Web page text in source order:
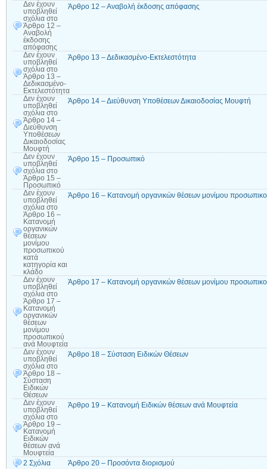
Δεν έχουν
υποβληθεί
σχόλια στο
Άρθρο 12 –
Αναβολή
έκδοσης
απόφασης
Άρθρο 12 – Αναβολή έκδοσης απόφασης
Δεν έχουν
υποβληθεί
σχόλια στο
Άρθρο 13 –
Δεδικασμένο-
Εκτελεστότητα
Άρθρο 13 – Δεδικασμένο-Εκτελεστότητα
Δεν έχουν
υποβληθεί
σχόλια στο
Άρθρο 14 –
Διεύθυνση
Υποθέσεων
Δικαιοδοσίας
Μουφτή
Άρθρο 14 – Διεύθυνση Υποθέσεων Δικαιοδοσίας Μουφτή
Δεν έχουν
υποβληθεί
σχόλια στο
Άρθρο 15 –
Προσωπικό
Άρθρο 15 – Προσωπικό
Δεν έχουν
υποβληθεί
σχόλια στο
Άρθρο 16 –
Κατανομή
οργανικών
θέσεων
μονίμου
προσωπικού
κατά
κατηγορία και
κλάδο
Άρθρο 16 – Κατανομή οργανικών θέσεων μονίμου
Δεν έχουν
υποβληθεί
σχόλια στο
Άρθρο 17 –
Κατανομή
οργανικών
θέσεων
μονίμου
προσωπικού
ανά Μουφτεία
Άρθρο 17 – Κατανομή οργανικών θέσεων μονίμου
Δεν έχουν
υποβληθεί
σχόλια στο
Άρθρο 18 –
Σύσταση
Ειδικών
Θέσεων
Άρθρο 18 – Σύσταση Ειδικών Θέσεων
Δεν έχουν
υποβληθεί
σχόλια στο
Άρθρο 19 –
Κατανομή
Ειδικών
θέσεων ανά
Μουφτεία
Άρθρο 19 – Κατανομή Ειδικών θέσεων ανά Μουφτεία
2 Σχόλια
Άρθρο 20 – Προσόντα διορισμού